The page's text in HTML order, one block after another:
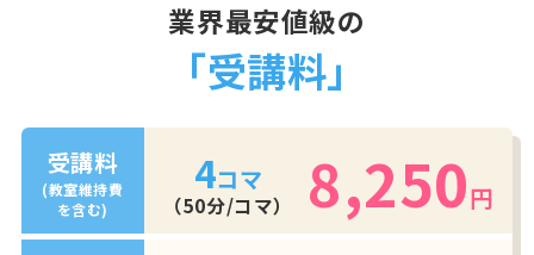
業界最安値級の
「受講料」
受講料
(教室維持費
を含む)
4コマ
（50分/コマ） 8,250円